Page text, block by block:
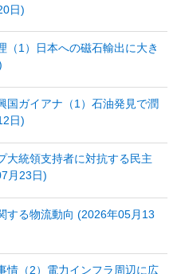
日)
（1）日本への磁石輸出に大き
国ガイアナ（1）石油発見で潤
日)
大統領支持者に対抗する民主
月23日)
する物流動向 (2026年05月13
情（2）電力インフラ周辺に広